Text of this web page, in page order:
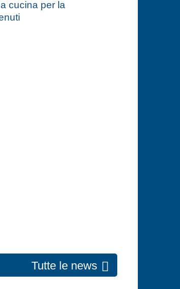
cucina per la
Tutte le news